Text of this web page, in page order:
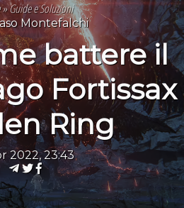
»Guide e Soluzioni
Montefalchi
battere il
Fortissax
Ring
2022, 23:43